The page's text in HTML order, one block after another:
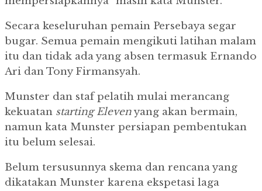
Secara keseluruhan pemain Persebaya segar
bugar. Semua pemain mengikuti latihan malam
itu dan tidak ada yang absen termasuk Ernando
Ari dan Tony Firmansyah.
Munster dan staf pelatih mulai merancang
kekuatan starting Elevenyang akan bermain,
namun kata Munster persiapan pembentukan
itu belum selesai.
Belum tersusunnya skema dan rencana yang
dikatakan Munster karena ekspetasi laga